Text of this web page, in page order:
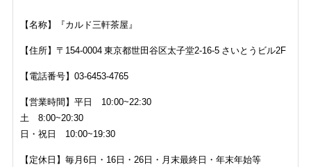
【名称】『カルド三軒茶屋』
【住所】 〒154-0004 東京都世田谷区太子堂2-16-5 さいとうビル2F
【電話番号】 03-6453-4765
【営業時間】平日 10:00~22:30
土 8:00~20:30
日・祝日 10:00~19:30
【定休日】毎月6日・16日・26日・月末最終日・年末年始等